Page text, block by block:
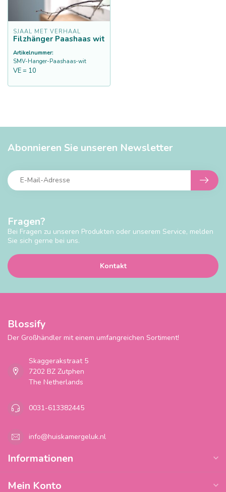
SJAAL MET VERHAAL
Filzhänger Paashaas wit
Artikelnummer:
SMV-Hanger-Paashaas-wit
VE = 10
Fragen?
Bei Fragen zu unseren Produkten oder unserem Service, melden
Sie sich gerne bei uns.
Kontakt
Abonnieren Sie unseren Newsletter
Blossify
Der Großhändler mit einem umfangreichen Sortiment!
Skaggerakstraat 5
7202 BZ Zutphen
The Netherlands
0031-613382445
info@huiskamergeluk.nl
Informationen
Mein Konto